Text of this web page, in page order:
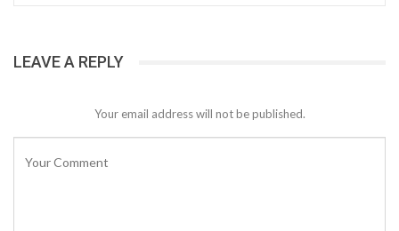
LEAVE A REPLY
Your email address will not be published.